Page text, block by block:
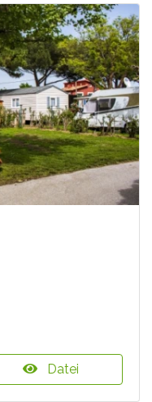
Datei